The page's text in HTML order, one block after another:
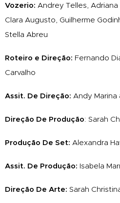
Vozerio: Andrey Telles,
Clara Augusto, Guilherme
Stella Abreu
Roteiro e Direção: Fernando
Carvalho
Assit. De Direção: Andy Marina
Direção De Produção: Sarah
Produção De Set: Alexandra
Assit. De Produção: Isabela
Direção De Arte: Sarah